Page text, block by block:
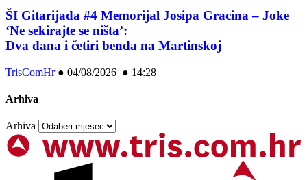
ŠI Gitarijada #4 Memorijal Josipa Gracina – Joke
‘Ne sekirajte se ništa’:
Dva dana i četiri benda na Martinskoj
TrisComHr● 04/08/2026 ● 14:28
Arhiva
Arhiva